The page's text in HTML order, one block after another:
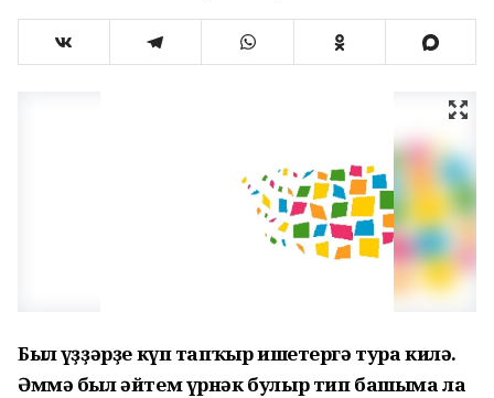
Был һүҙҙәрҙе күп тапҡыр ишетергә тура килә.
Әммә был әйтем үрнәк булыр тип башыма ла